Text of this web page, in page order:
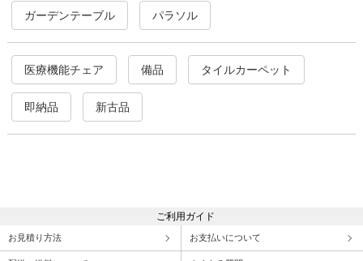
ガーデンテーブル パラソル
医療機能チェア 備品 タイルカーペット
即納品 新古品
ご利用ガイド
お見積り方法 お支払いについて